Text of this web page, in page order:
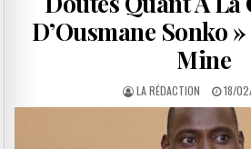
D’Ousmane Sonko
Mine
LA RÉDACTION 18/